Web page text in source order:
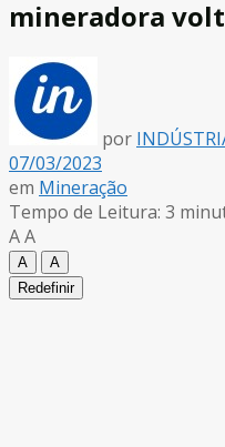
mineradora
por
07/03/2023
em Mineração
Tempo de Leitura: 3
AA
A
A
Redefinir